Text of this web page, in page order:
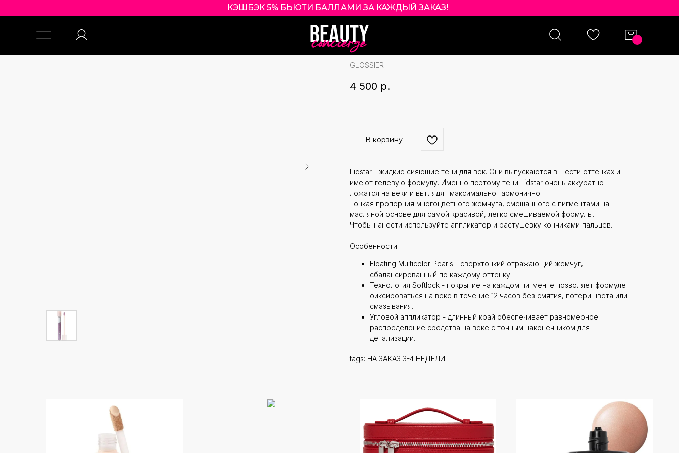
КЭШБЭК 5% БЬЮТИ БАЛЛАМИ ЗА КАЖДЫЙ ЗАКАЗ!
GLOSSIER LIDSTAR GLISTENING EYE GLOW 4.5
МЛ ОТТЕНОК LILY
GLOSSIER
4 500 р.
В корзину
Lidstar - жидкие сияющие тени для век. Они выпускаются в шести оттенках и
имеют гелевую формулу. Именно поэтому тени Lidstar очень аккуратно
ложатся на веки и выглядят максимально гармонично.
Тонкая пропорция многоцветного жемчуга, смешанного с пигментами на
масляной основе для самой красивой, легко смешиваемой формулы.
Чтобы нанести используйте аппликатор и растушевку кончиками пальцев.
Особенности:
Floating Multicolor Pearls - сверхтонкий отражающий жемчуг,
сбалансированный по каждому оттенку.
Технология Softlock - покрытие на каждом пигменте позволяет формуле
фиксироваться на веке в течение 12 часов без смятия, потери цвета или
смазывания.
Угловой аппликатор - длинный край обеспечивает равномерное
распределение средства на веке с точным наконечником для
детализации.
tags: НА ЗАКАЗ 3-4 НЕДЕЛИ